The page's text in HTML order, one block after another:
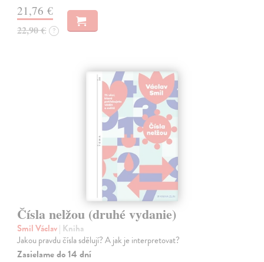
21,76 €
22,90 € ?
Čísla nelžou (druhé vydanie)
Smil Václav| Kniha
Jakou pravdu čísla sdělují? A jak je interpretovat?
Zasielame do 14 dní